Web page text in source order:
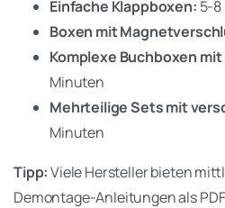
Einfache Klappboxen: 5-
Boxen mit
Komplexe Buchboxen
Minuten
Mehrteilige Sets mit
Minuten
Tipp:Viele Hersteller bieten
Demontage-Anleitungen als